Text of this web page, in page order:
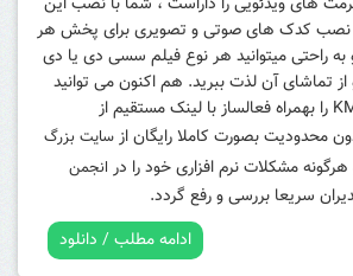
به نصب کدک های صوتی و تصویری برای پخش هر
به راحتی میتوانید هر نوع فیلم سسی دی یا دی
تماشای آن لذت ببرید. هم اکنون می توانید
آخرین نسخه KM Player را بهمراه فعالساز با لینک مستقیم از
محدودیت بصورت کاملا رایگان از سایت بزرگ
مشکلات نرم افزاری خود را در انجمن
سریعا بررسی و رفع گردد.
ادامه مطلب / دانلود